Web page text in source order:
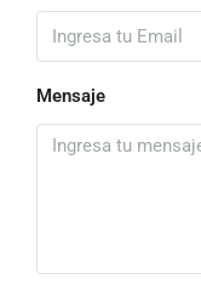
Mensaje